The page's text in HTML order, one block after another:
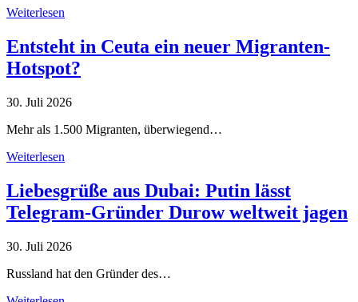
Weiterlesen
Entsteht in Ceuta ein neuer Migranten-
Hotspot?
30. Juli 2026
Mehr als 1.500 Migranten, überwiegend…
Weiterlesen
Liebesgrüße aus Dubai: Putin lässt
Telegram-Gründer Durow weltweit jagen
30. Juli 2026
Russland hat den Gründer des…